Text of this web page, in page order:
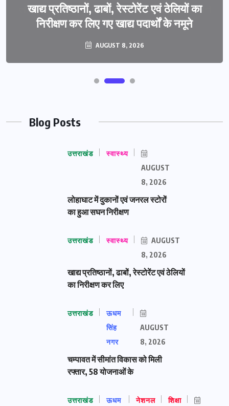
खाद्य प्रतिष्ठानों, ढाबों, रेस्टोरेंट एवं ठेलियों का
निरीक्षण कर लिए गए खाद्य पदार्थों के नमूने
AUGUST 8, 2026
Blog Posts
उत्तराखंड स्वास्थ्य
AUGUST
8, 2026
लोहाघाट में दुकानों एवं जनरल स्टोरों
का हुआ सघन निरीक्षण
उत्तराखंड स्वास्थ्य
AUGUST
8, 2026
खाद्य प्रतिष्ठानों, ढाबों, रेस्टोरेंट एवं ठेलियों
का निरीक्षण कर लिए
उत्तराखंड
ऊधम
सिंह
नगर
AUGUST
8, 2026
चम्पावत में सीमांत विकास को मिली
रफ्तार, 58 योजनाओं के
उत्तराखंड ऊधम नेशनल शिक्षा